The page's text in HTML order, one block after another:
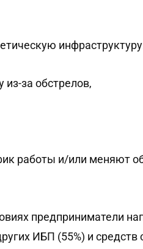
из-за обстрелов,
работы и/или меняют
предприниматели
ИБП (55%) и